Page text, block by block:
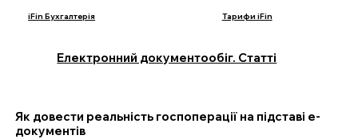
iFin Бухгалтерія Тарифи iFin
Електронний документообіг. Статті
Як довести реальність госпоперації на підставі е-
документів